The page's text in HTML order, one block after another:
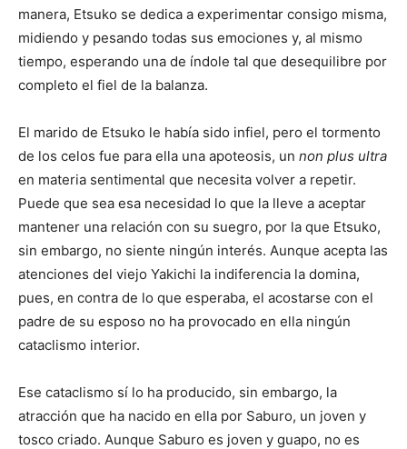
manera, Etsuko se dedica a experimentar consigo misma,
midiendo y pesando todas sus emociones y, al mismo
tiempo, esperando una de índole tal que desequilibre por
completo el fiel de la balanza.
El marido de Etsuko le había sido infiel, pero el tormento
de los celos fue para ella una apoteosis, un non plus ultra
en materia sentimental que necesita volver a repetir.
Puede que sea esa necesidad lo que la lleve a aceptar
mantener una relación con su suegro, por la que Etsuko,
sin embargo, no siente ningún interés. Aunque acepta las
atenciones del viejo Yakichi la indiferencia la domina,
pues, en contra de lo que esperaba, el acostarse con el
padre de su esposo no ha provocado en ella ningún
cataclismo interior.
Ese cataclismo sí lo ha producido, sin embargo, la
atracción que ha nacido en ella por Saburo, un joven y
tosco criado. Aunque Saburo es joven y guapo, no es